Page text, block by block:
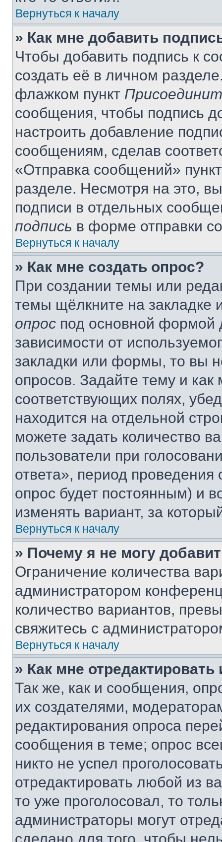
Вернуться к началу
» Как мне добавить
Чтобы добавить подпись к
создать её в личном
флажком пункт
сообщения, чтобы подпись
настроить добавление
сообщениям, сделав
«Отправка сообщений»
разделе. Несмотря на это,
подписи в отдельных
подпись в форме отправки
Вернуться к началу
» Как мне создать опрос?
При создании темы или
темы щёлкните на
опрос под основной формой
зависимости от
закладки или формы, то вы
опросов. Задайте тему и
соответствующих полях,
находится на отдельной
можете задать количество
пользователи при
ответа», период проведения
опрос будет постоянным) и
изменять вариант, за
Вернуться к началу
» Почему я не могу
Ограничение количества
администратором
количество вариантов,
свяжитесь с
Вернуться к началу
» Как мне
Так же, как и сообщения,
их создателями,
редактирования опроса
сообщения в теме; опрос
никто не успел
отредактировать любой из
то уже проголосовал, то
администраторы могут